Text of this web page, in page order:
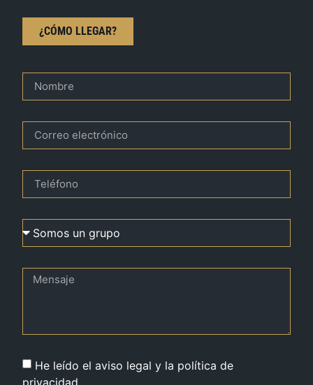
¿CÓMO LLEGAR?
He leído el aviso legal y la política de
privacidad